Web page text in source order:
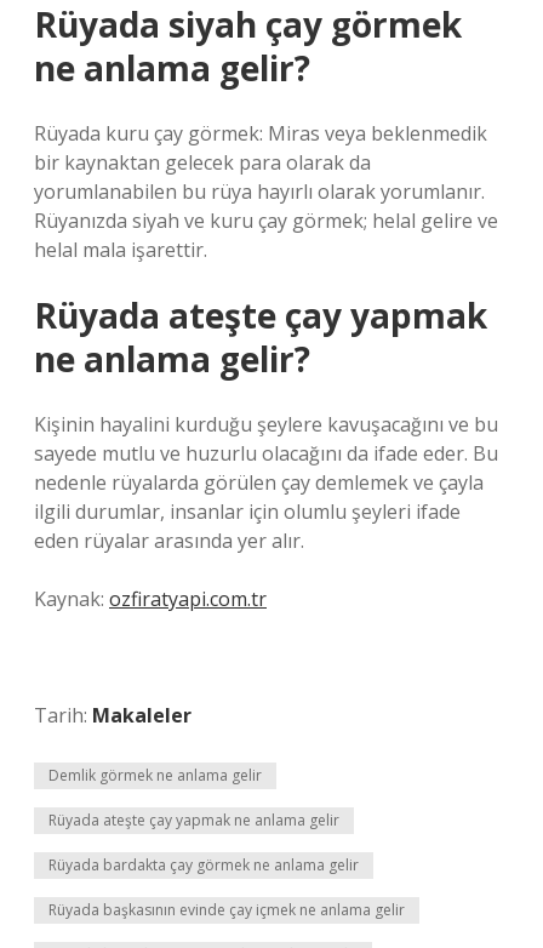
Rüyada siyah çay görmek
ne anlama gelir?
Rüyada kuru çay görmek: Miras veya beklenmedik
bir kaynaktan gelecek para olarak da
yorumlanabilen bu rüya hayırlı olarak yorumlanır.
Rüyanızda siyah ve kuru çay görmek; helal gelire ve
helal mala işarettir.
Rüyada ateşte çay yapmak
ne anlama gelir?
Kişinin hayalini kurduğu şeylere kavuşacağını ve bu
sayede mutlu ve huzurlu olacağını da ifade eder. Bu
nedenle rüyalarda görülen çay demlemek ve çayla
ilgili durumlar, insanlar için olumlu şeyleri ifade
eden rüyalar arasında yer alır.
Kaynak: ozfiratyapi.com.tr
Tarih: Makaleler
Demlik görmek ne anlama gelir
Rüyada ateşte çay yapmak ne anlama gelir
Rüyada bardakta çay görmek ne anlama gelir
Rüyada başkasının evinde çay içmek ne anlama gelir